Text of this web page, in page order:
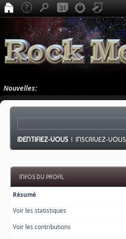
Nouvelles:
IDENTIFIEZ-VOUS |INSCRIVEZ-VOUS
INFOS DU PROFIL
Résumé
Voir les statistiques
Voir les contributions